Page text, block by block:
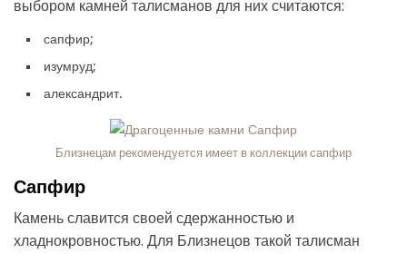
выбором камней талисманов для них считаются:
сапфир;
изумруд;
александрит.
Близнецам рекомендуется имеет в коллекции сапфир
Сапфир
Камень славится своей сдержанностью и
хладнокровностью. Для Близнецов такой талисман